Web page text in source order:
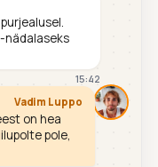
nädalaseks
15:42
Vadim Luppo
on hea
pole,